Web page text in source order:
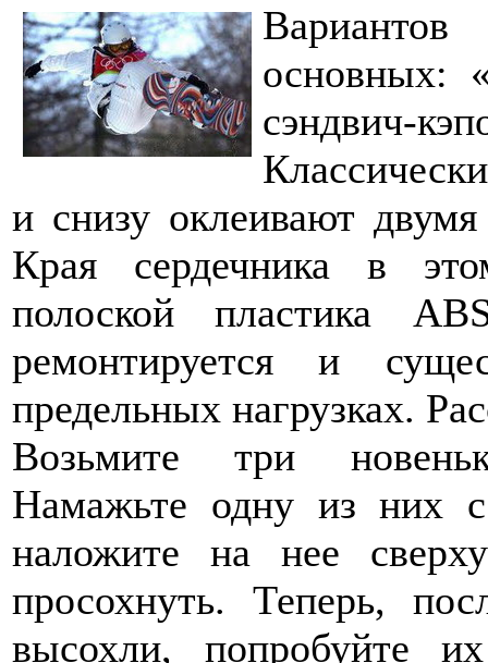
основных:
сэндвич-
и снизу оклеивают
Края сердечника в
полоской пластика
ремонтируется и
предельных нагрузках.
Возьмите три
Намажьте одну из них
наложите на нее
просохнуть. Теперь,
высохли, попробуйте